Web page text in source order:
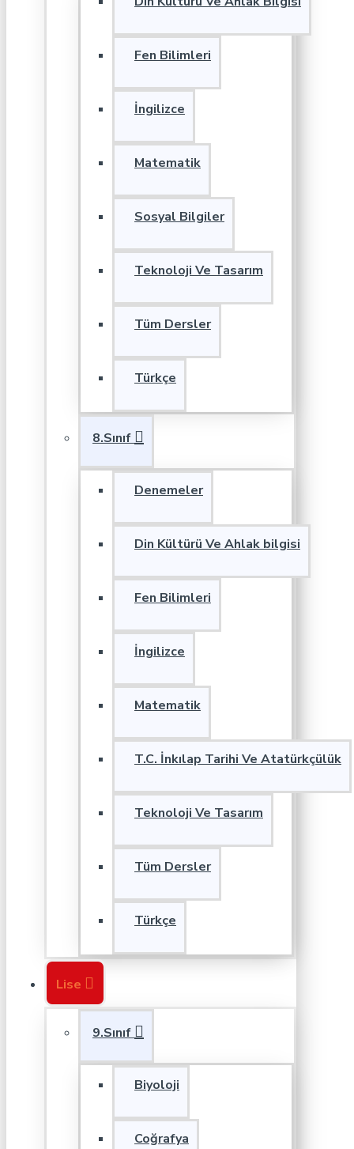
Fen Bilimleri
İngilizce
Matematik
Sosyal Bilgiler
Teknoloji Ve Tasarım
Tüm Dersler
Türkçe
8.Sınıf
Denemeler
Din Kültürü Ve Ahlak bilgisi
Fen Bilimleri
İngilizce
Matematik
T.C. İnkılap Tarihi Ve Atatürkçülük
Teknoloji Ve Tasarım
Tüm Dersler
Türkçe
Lise
9.Sınıf
Biyoloji
Coğrafya